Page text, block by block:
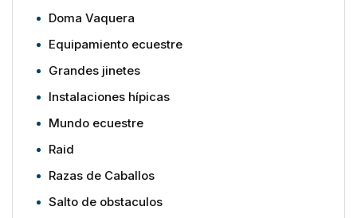
Doma Vaquera
Equipamiento ecuestre
Grandes jinetes
Instalaciones hípicas
Mundo ecuestre
Raid
Razas de Caballos
Salto de obstaculos